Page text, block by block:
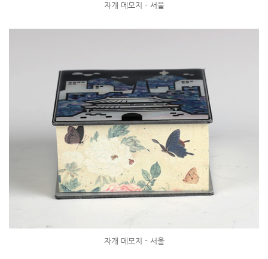
자개 메모지 - 서울
자개 메모지 - 서울